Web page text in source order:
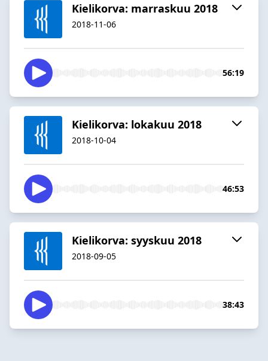
Kielikorva: marraskuu 2018
2018-11-06
56:19
Kielikorva: lokakuu 2018
2018-10-04
46:53
Kielikorva: syyskuu 2018
2018-09-05
38:43